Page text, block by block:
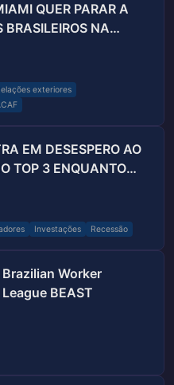
QUER PARAR A
BRASILEIROS NA
exteriores
EM DESESPERO AO
TOP 3 ENQUANTO
EM CRISE!!!
Investações Recessão
Worker
BEAST